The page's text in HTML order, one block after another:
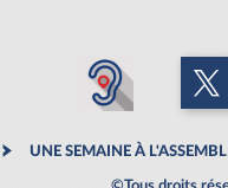
UNE SEMAINE À
©Tous droits